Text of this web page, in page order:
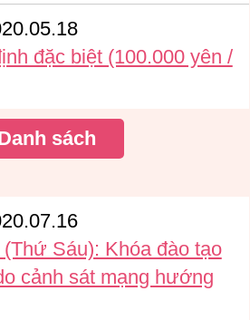
đặc biệt (100.000 yên /
sách
Sáu): Khóa đào tạo
cảnh sát mạng hướng